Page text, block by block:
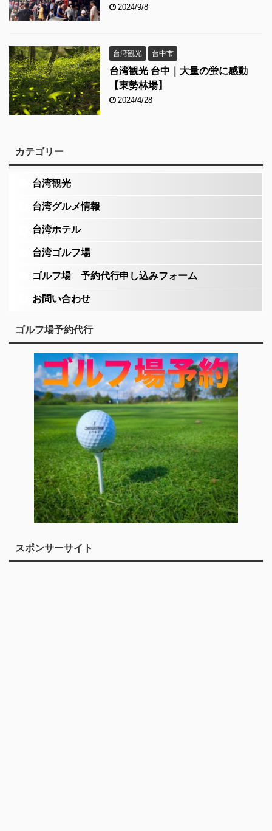
2024/9/8
台湾観光 台中市
台湾観光 台中｜大量の蛍に感動
【東勢林場】
2024/4/28
カテゴリー
台湾観光
台湾グルメ情報
台湾ホテル
台湾ゴルフ場
ゴルフ場 予約代行申し込みフォーム
お問い合わせ
ゴルフ場予約代行
スポンサーサイト